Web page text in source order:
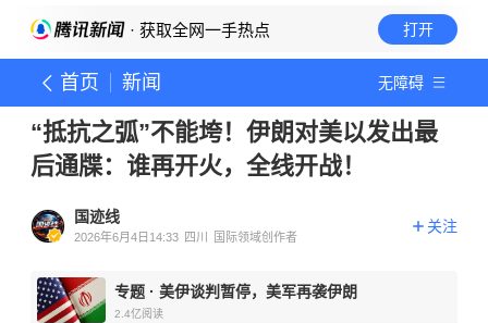
· 获取全网一手热点 打开
首页 新闻 无障碍
“抵抗之弧”不能垮！伊朗对美以发出最
后通牒：谁再开火，全线开战！
国迹线
2026年6月4日14:33 四川 国际领域创作者
关注
专题 · 美伊谈判暂停，美军再袭伊朗
2.4亿阅读